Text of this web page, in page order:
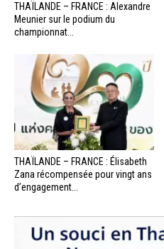
THAÏLANDE – FRANCE : Alexandre
Meunier sur le podium du
championnat...
THAÏLANDE – FRANCE : Élisabeth
Zana récompensée pour vingt ans
d’engagement...